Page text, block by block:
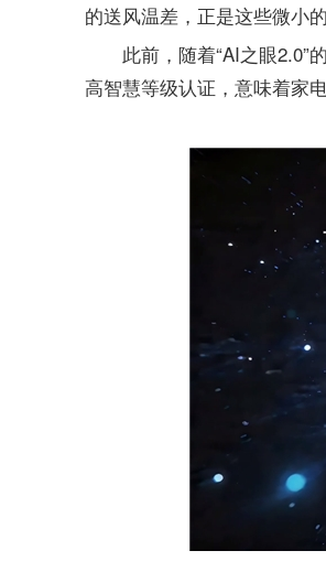
的送风温差，正是这些微小
此前，随着“AI之眼2.0”
高智慧等级认证，意味着家